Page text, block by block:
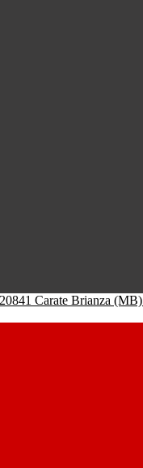
Carate Brianza (MB)